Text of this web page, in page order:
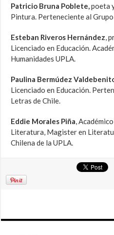
Patricio Bruna Poblete,poeta
Pintura. Perteneciente al Grupo
Esteban Riveros Hernández,
Licenciado en Educación.
Humanidades UPLA.
Paulina Bermúdez
Licenciado en Educación.
Letras de Chile.
Eddie Morales Piña,
Literatura, Magister en
Chilena de la UPLA.